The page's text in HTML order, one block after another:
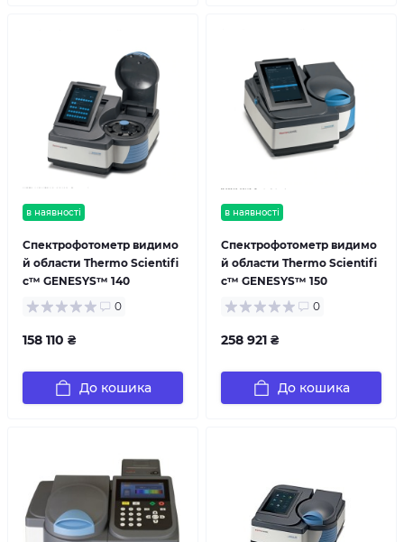
в наявності
Спектрофотометр видимо
й области Thermo Scientifi
c™ GENESYS™ 140
0
158 110 ₴
До кошика
в наявності
Спектрофотометр видимо
й области Thermo Scientifi
c™ GENESYS™ 150
0
258 921 ₴
До кошика